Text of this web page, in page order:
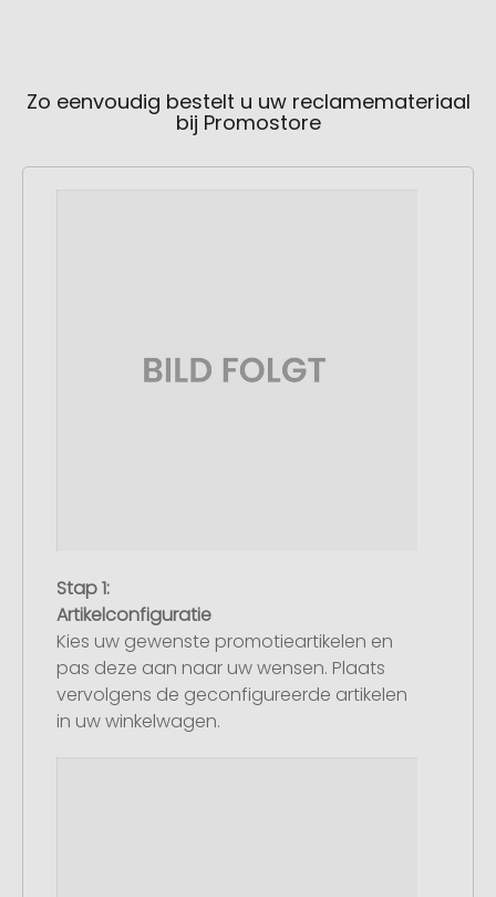
Zo eenvoudig bestelt u uw reclamemateriaal
bij Promostore
Stap 1:
Artikelconfiguratie
Kies uw gewenste promotieartikelen en
pas deze aan naar uw wensen. Plaats
vervolgens de geconfigureerde artikelen
in uw winkelwagen.